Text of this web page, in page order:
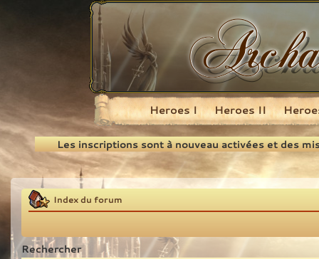
Recherche
Heroes I Heroes II
Les inscriptions sont à nouveau activées et des
Index du forum
Rechercher